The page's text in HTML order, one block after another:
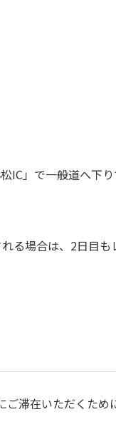
」で一般道へ下り
場合は、2日目も
滞在いただくため